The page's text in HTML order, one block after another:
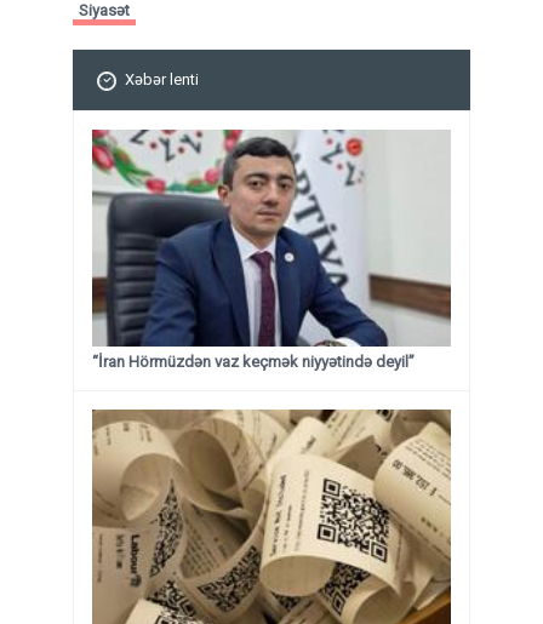
Siyasət
Xəbər lenti
“İran Hörmüzdən vaz keçmək niyyətində deyil”